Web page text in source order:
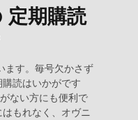
定期購読
ます。毎号欠かさず
読はいかがです
ない方にも便利で
もれなく、オヴニ